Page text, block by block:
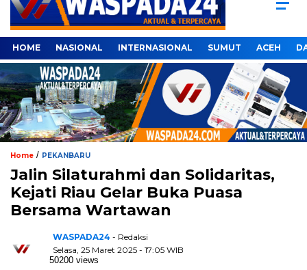
HOME NASIONAL INTERNASIONAL SUMUT ACEH
Home / PEKANBARU
Jalin Silaturahmi dan Solidaritas,
Kejati Riau Gelar Buka Puasa
Bersama Wartawan
WASPADA24 - Redaksi
Selasa, 25 Maret 2025 - 17:05 WIB
50200 views